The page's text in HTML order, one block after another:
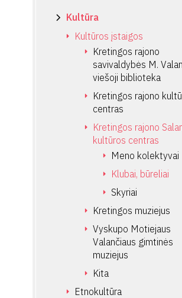
Kultūra
Kultūros įstaigos
Kretingos rajono
savivaldybės M.
viešoji biblioteka
Kretingos rajono
centras
Kretingos rajono
kultūros centras
Meno kolektyvai
Klubai, būreliai
Skyriai
Kretingos muziejus
Vyskupo Motiejaus
Valančiaus gimtinės
muziejus
Kita
Etnokultūra